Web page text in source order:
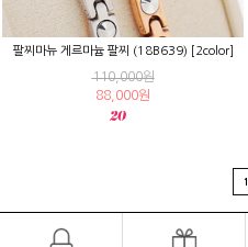
팔찌마뉴 게르마늄 팔찌 (18B639) [2color]
110,000원
88,000원
1